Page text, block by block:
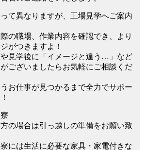
て異なりますが、工場見学へご案内
の職場、作業内容を確認でき、より
がつきますよ！
や見学後に「イメージと違う…」など
ございましたらお気軽にご相談くだ
お仕事が見つかるまで全力でサポー
の場合は引っ越しの準備をお願い致
には生活に必要な家具・家電付きな